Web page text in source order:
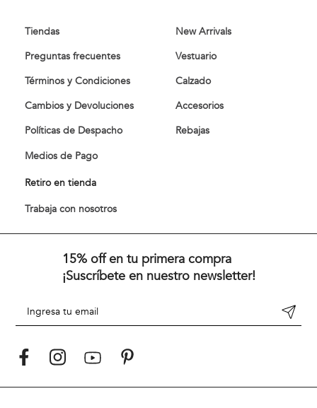
Tiendas
Preguntas frecuentes
Términos y Condiciones
Cambios y Devoluciones
Políticas de Despacho
Medios de Pago
Retiro en tienda
Trabaja con nosotros
New Arrivals
Vestuario
Calzado
Accesorios
Rebajas
15% off en tu primera compra
¡Suscríbete en nuestro newsletter!